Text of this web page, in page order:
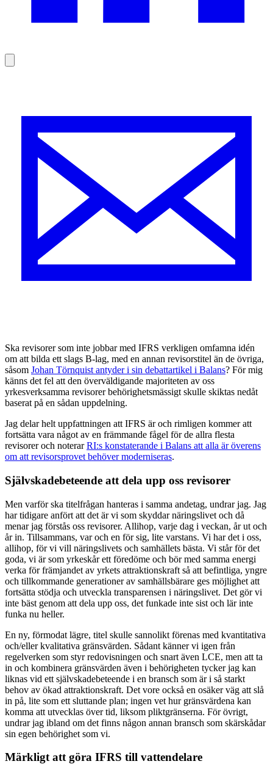
Ska revisorer som inte jobbar med IFRS verkligen omfamna idén
om att bilda ett slags B-lag, med en annan revisorstitel än de övriga,
såsom Johan Törnquist antyder i sin debattartikel i Balans? För mig
känns det fel att den överväldigande majoriteten av oss
yrkesverksamma revisorer behörighetsmässigt skulle skiktas nedåt
baserat på en sådan uppdelning.
Jag delar helt uppfattningen att IFRS är och rimligen kommer att
fortsätta vara något av en främmande fågel för de allra flesta
revisorer och noterarRI:s konstaterande i Balans att alla är överens
om att revisorsprovet behöver moder­niseras.
Självskadebeteende att dela upp oss revisorer
Men varför ska titelfrågan hanteras i samma andetag, undrar jag. Jag
har tidigare anfört att det är vi som skyddar näringslivet och då
menar jag förstås oss revisorer. Allihop, varje dag i veckan, år ut och
år in. Tillsammans, var och en för sig, lite varstans. Vi har det i oss,
allihop, för vi vill näringslivets och samhällets bästa. Vi står för det
goda, vi är som yrkeskår ett föredöme och bör med samma energi
verka för främjandet av yrkets attraktionskraft så att befintliga, yngre
och tillkommande generationer av samhällsbärare ges möjlighet att
fortsätta stödja och utveckla transparensen i näringslivet. Det gör vi
inte bäst genom att dela upp oss, det funkade inte sist och lär inte
funka nu heller.
En ny, förmodat lägre, titel skulle sannolikt förenas med kvantitativa
och/eller kvalitativa gränsvärden. Sådant känner vi igen från
regelverken som styr redovisningen och snart även LCE, men att ta
in och kombinera gränsvärden även i behörigheten tycker jag kan
liknas vid ett självskadebeteende i en bransch som är i så starkt
behov av ökad attraktionskraft. Det vore också en osäker väg att slå
in på, lite som ett sluttande plan; ingen vet hur gränsvärdena kan
komma att utvecklas över tid, liksom plikt­gränserna. För övrigt,
undrar jag ibland om det finns någon annan bransch som skärskådar
sin egen behörighet som vi.
Märkligt att göra IFRS till vattendelare